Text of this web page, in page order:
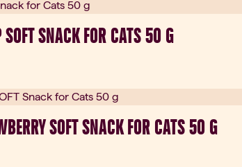
SNACK FOR CATS 50 G
SOFT SNACK FOR CATS 50 G